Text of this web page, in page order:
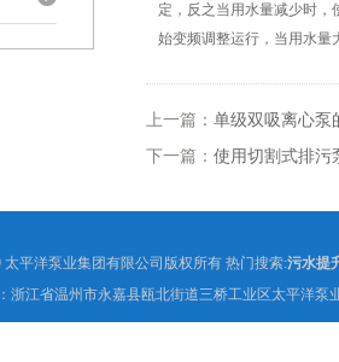
定，反之当用水量减少时
始变频调整运行，当用水量
上一篇： 单级双吸离心泵
下一篇： 使用切割式排污
太平洋泵业集团有限公司版权所有 热门搜索:污水提
浙江省温州市永嘉县瓯北街道三桥工业区太平洋泵